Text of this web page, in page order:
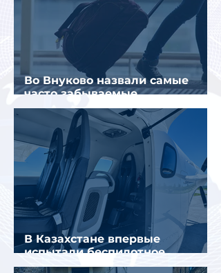
Во Внуково назвали самые
часто забываемые
пассажирами вещи
В Казахстане впервые
испытали беспилотное
аэротакси с пассажирами